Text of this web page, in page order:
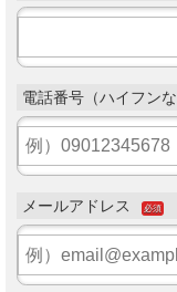
電話番号（ハイフンな
メールアドレス 必須